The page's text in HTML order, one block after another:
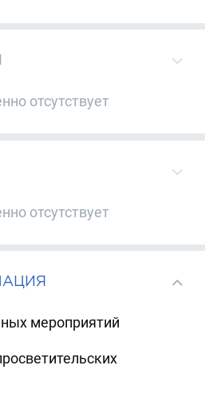
отсутствует
отсутствует
мероприятий